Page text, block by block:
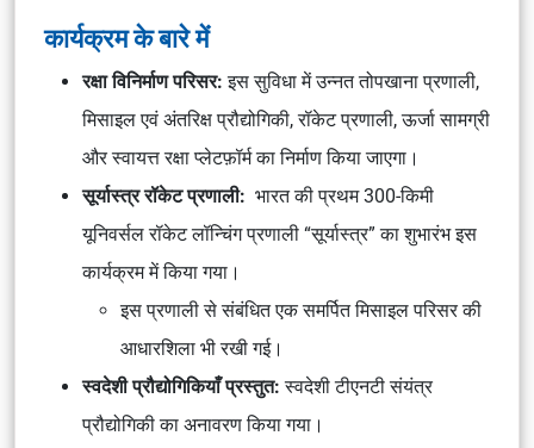
कार्यक्रम के बारे में
रक्षा विनिर्माण परिसर: इस सुविधा में उन्नत तोपखाना प्रणाली,
मिसाइल एवं अंतरिक्ष प्रौद्योगिकी, रॉकेट प्रणाली, ऊर्जा सामग्री
और स्वायत्त रक्षा प्लेटफ़ॉर्म का निर्माण किया जाएगा।
सूर्यास्त्र रॉकेट प्रणाली: भारत की प्रथम 300-किमी
यूनिवर्सल रॉकेट लॉन्चिंग प्रणाली “सूर्यास्त्र” का शुभारंभ इस
कार्यक्रम में किया गया।
इस प्रणाली से संबंधित एक समर्पित मिसाइल परिसर की
आधारशिला भी रखी गई।
स्वदेशी प्रौद्योगिकियाँ प्रस्तुत:स्वदेशी टीएनटी संयंत्र
प्रौद्योगिकी का अनावरण किया गया।